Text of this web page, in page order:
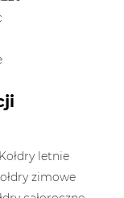
Kołdry letnie
zimowe